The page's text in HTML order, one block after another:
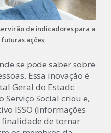
de indicadores para a
ações
se pode saber sobre
Essa inovação é
Geral do Estado
Serviço Social criou e,
ISSO (Informações
finalidade de tornar